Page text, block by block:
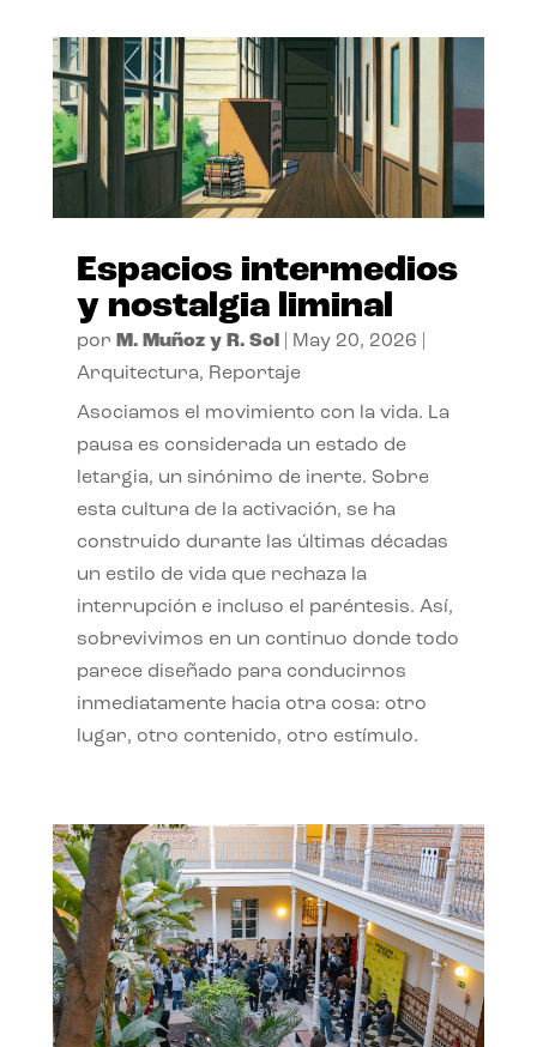
Espacios intermedios
y nostalgia liminal
por M. Muñoz y R. Sol May 20, 2026
Arquitectura, Reportaje
Asociamos el movimiento con la vida. La
pausa es considerada un estado de
letargia, un sinónimo de inerte. Sobre
esta cultura de la activación, se ha
construido durante las últimas décadas
un estilo de vida que rechaza la
interrupción e incluso el paréntesis. Así,
sobrevivimos en un continuo donde todo
parece diseñado para conducirnos
inmediatamente hacia otra cosa: otro
lugar, otro contenido, otro estímulo.